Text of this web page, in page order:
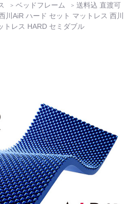
ベッドフレーム
送料込 直渡可
川AiR ハード セット マットレス 西川
トレス HARD セミダブル